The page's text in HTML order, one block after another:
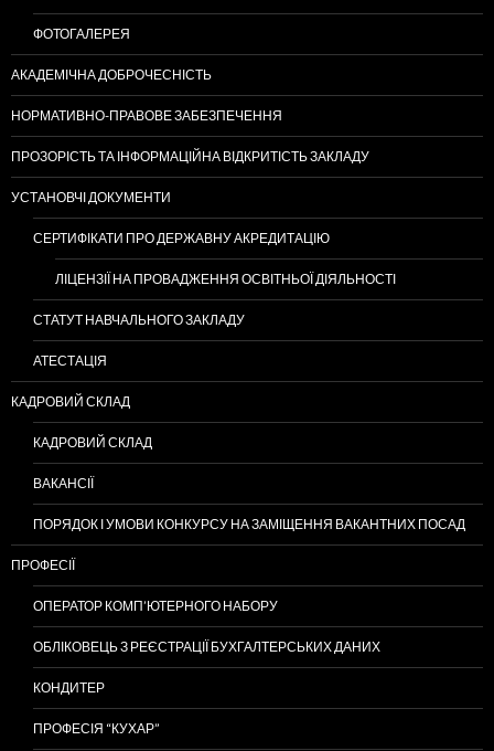
ФОТОГАЛЕРЕЯ
АКАДЕМІЧНА ДОБРОЧЕСНІСТЬ
НОРМАТИВНО-ПРАВОВЕ ЗАБЕЗПЕЧЕННЯ
ПРОЗОРІСТЬ ТА ІНФОРМАЦІЙНА ВІДКРИТІСТЬ ЗАКЛАДУ
УСТАНОВЧІ ДОКУМЕНТИ
СЕРТИФІКАТИ ПРО ДЕРЖАВНУ АКРЕДИТАЦІЮ
ЛІЦЕНЗІЇ НА ПРОВАДЖЕННЯ ОСВІТНЬОЇ ДІЯЛЬНОСТІ
СТАТУТ НАВЧАЛЬНОГО ЗАКЛАДУ
АТЕСТАЦІЯ
КАДРОВИЙ СКЛАД
КАДРОВИЙ СКЛАД
ВАКАНСІЇ
ПОРЯДОК І УМОВИ КОНКУРСУ НА ЗАМІЩЕННЯ ВАКАНТНИХ ПОСАД
ПРОФЕСІЇ
ОПЕРАТОР КОМП’ЮТЕРНОГО НАБОРУ
ОБЛІКОВЕЦЬ З РЕЄСТРАЦІЇ БУХГАЛТЕРСЬКИХ ДАНИХ
КОНДИТЕР
ПРОФЕСІЯ “КУХАР”